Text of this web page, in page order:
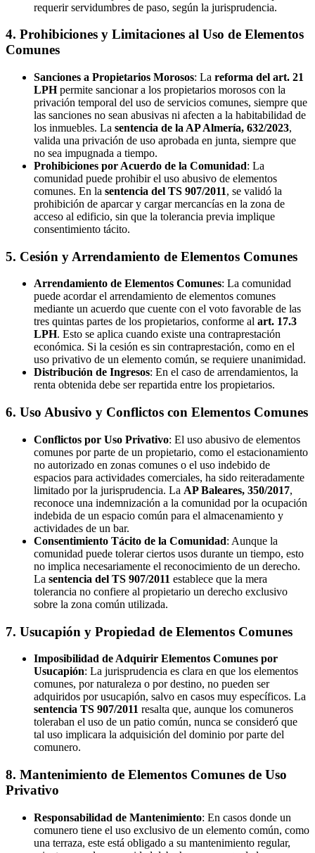
requerir servidumbres de paso, según la jurisprudencia.
4. Prohibiciones y Limitaciones al Uso de Elementos
Comunes
Sanciones a Propietarios Morosos: La reforma del art. 21
LPHpermite sancionar a los propietarios morosos con la
privación temporal del uso de servicios comunes, siempre que
las sanciones no sean abusivas ni afecten a la habitabilidad de
los inmuebles. La sentencia de la AP Almería, 632/2023,
valida una privación de uso aprobada en junta, siempre que
no sea impugnada a tiempo.
Prohibiciones por Acuerdo de la Comunidad: La
comunidad puede prohibir el uso abusivo de elementos
comunes. En la sentencia del TS 907/2011, se validó la
prohibición de aparcar y cargar mercancías en la zona de
acceso al edificio, sin que la tolerancia previa implique
consentimiento tácito.
5. Cesión y Arrendamiento de Elementos Comunes
Arrendamiento de Elementos Comunes: La comunidad
puede acordar el arrendamiento de elementos comunes
mediante un acuerdo que cuente con el voto favorable de las
tres quintas partes de los propietarios, conforme al art. 17.3
LPH. Esto se aplica cuando existe una contraprestación
económica. Si la cesión es sin contraprestación, como en el
uso privativo de un elemento común, se requiere unanimidad.
Distribución de Ingresos: En el caso de arrendamientos, la
renta obtenida debe ser repartida entre los propietarios.
6. Uso Abusivo y Conflictos con Elementos Comunes
Conflictos por Uso Privativo: El uso abusivo de elementos
comunes por parte de un propietario, como el estacionamiento
no autorizado en zonas comunes o el uso indebido de
espacios para actividades comerciales, ha sido reiteradamente
limitado por la jurisprudencia. La AP Baleares, 350/2017,
reconoce una indemnización a la comunidad por la ocupación
indebida de un espacio común para el almacenamiento y
actividades de un bar.
Consentimiento Tácito de la Comunidad: Aunque la
comunidad puede tolerar ciertos usos durante un tiempo, esto
no implica necesariamente el reconocimiento de un derecho.
La sentencia del TS 907/2011 establece que la mera
tolerancia no confiere al propietario un derecho exclusivo
sobre la zona común utilizada.
7. Usucapión y Propiedad de Elementos Comunes
Imposibilidad de Adquirir Elementos Comunes por
Usucapión: La jurisprudencia es clara en que los elementos
comunes, por naturaleza o por destino, no pueden ser
adquiridos por usucapión, salvo en casos muy específicos. La
sentencia TS 907/2011 resalta que, aunque los comuneros
toleraban el uso de un patio común, nunca se consideró que
tal uso implicara la adquisición del dominio por parte del
comunero.
8. Mantenimiento de Elementos Comunes de Uso
Privativo
Responsabilidad de Mantenimiento: En casos donde un
comunero tiene el uso exclusivo de un elemento común, como
una terraza, este está obligado a su mantenimiento regular,